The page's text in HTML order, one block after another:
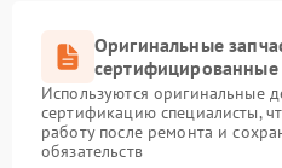
Оригинальные
сертифицированные
Используются оригинальные
сертификацию специалисты,
работу после ремонта и
обязательств